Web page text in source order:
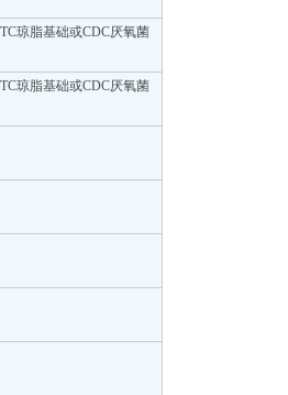
琼脂基础或CDC厌氧菌
琼脂基础或CDC厌氧菌